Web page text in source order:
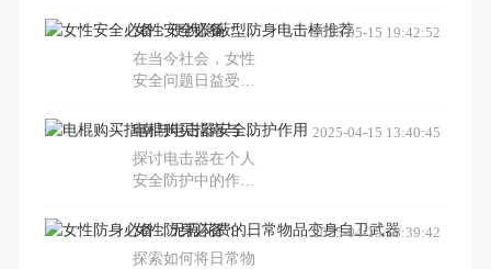
雾因其高Scoville热
单位而备受推荐。
此外，了解防狼喷
式对于选择最适合
关重要。
OC辣椒油树脂的
含量和配方。油基
配方因其稳定性更
受推荐。本文分析
原理、使用效果及
推荐品牌，帮助读
者选择适合自己的
女性安全必备：便携隐蔽型防身电击棒推荐
在当今社会，女性
安全问题日益受到
作为一种便携隐蔽
的防身武器，不仅
外形小巧、易于携
带，而且功能多
为女性提供安全保
障。本文将介绍防
2025-05-15 19:42:52
电棍购买指南与电击器安全防护作用
探讨电击器在个人
安全防护中的作用
电棍，为您的安全
保驾护航。
2025-04-15 13:40:45
女性防身必备：无需花费的日常物品变身自卫武器
探索如何将日常物
2025-04-15 13:39:42